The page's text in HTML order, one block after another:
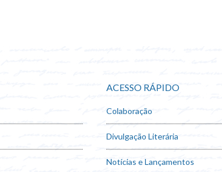
ACESSO RÁPIDO
Colaboração
Divulgação Literária
Notícias e Lançamentos